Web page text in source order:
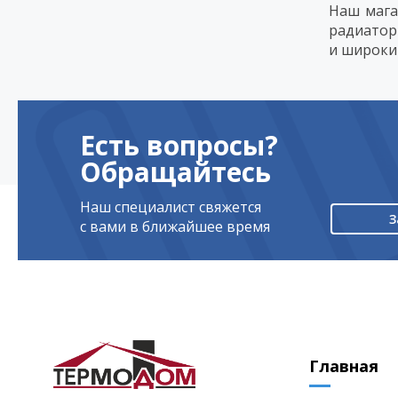
Наш
и
Есть вопросы?
Обращайтесь
Наш специалист свяжется
с вами в ближайшее время
Главная